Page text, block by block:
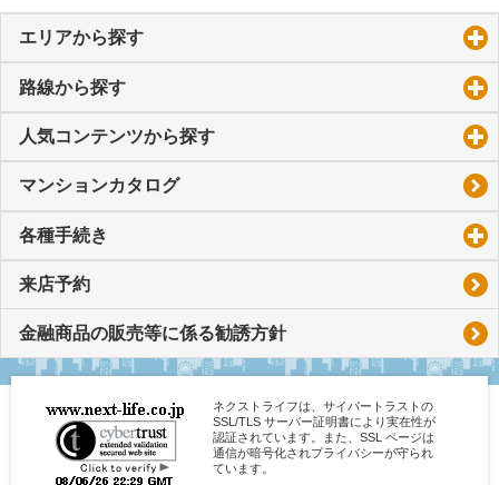
エリアから探す
路線から探す
人気コンテンツから探す
マンションカタログ
各種手続き
来店予約
金融商品の販売等に係る勧誘方針
ネクストライフは、サイバートラストの
SSL/TLS サーバー証明書により実在性が
認証されています。また、SSL ページは
通信が暗号化されプライバシーが守られ
ています。